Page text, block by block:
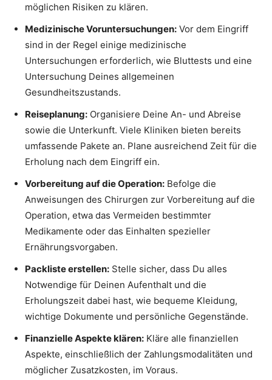
möglichen Risiken zu klären.
Medizinische Voruntersuchungen: Vor dem Eingriff
sind in der Regel einige medizinische
Untersuchungen erforderlich, wie Bluttests und eine
Untersuchung Deines allgemeinen
Gesundheitszustands.
Reiseplanung: Organisiere Deine An- und Abreise
sowie die Unterkunft. Viele Kliniken bieten bereits
umfassende Pakete an. Plane ausreichend Zeit für die
Erholung nach dem Eingriff ein.
Vorbereitung auf die Operation: Befolge die
Anweisungen des Chirurgen zur Vorbereitung auf die
Operation, etwa das Vermeiden bestimmter
Medikamente oder das Einhalten spezieller
Ernährungsvorgaben.
Packliste erstellen: Stelle sicher, dass Du alles
Notwendige für Deinen Aufenthalt und die
Erholungszeit dabei hast, wie bequeme Kleidung,
wichtige Dokumente und persönliche Gegenstände.
Finanzielle Aspekte klären: Kläre alle finanziellen
Aspekte, einschließlich der Zahlungsmodalitäten und
möglicher Zusatzkosten, im Voraus.